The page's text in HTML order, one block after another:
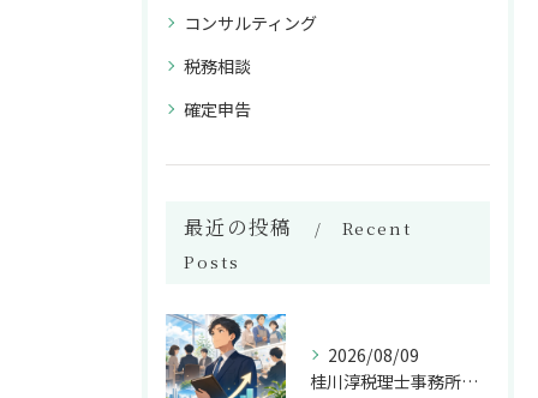
コンサルティング
税務相談
確定申告
最近の投稿
Recent
Posts
2026/08/09
桂川淳税理士事務所の支援実績に見る提供価値